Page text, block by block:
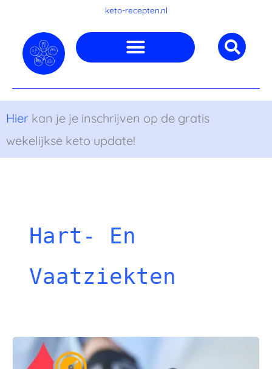
inhoud
keto-recepten.nl
Hier kan je je inschrijven op de gratis
wekelijkse keto update!
Hart- En
Vaatziekten
bloeddruk